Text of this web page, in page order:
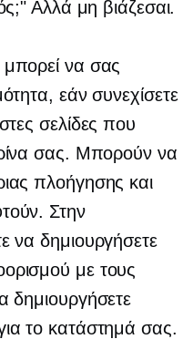
Αλλά μη βιάζεσαι.
να σας
εάν συνεχίσετε
σελίδες που
σας. Μπορούν να
πλοήγησης και
Στην
να δημιουργήσετε
με τους
δημιουργήσετε
το κατάστημά σας.